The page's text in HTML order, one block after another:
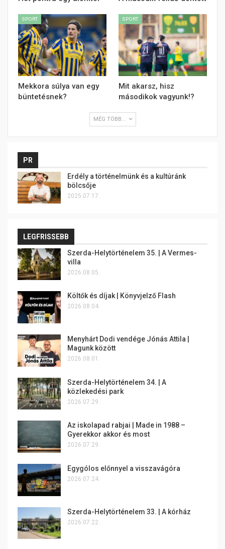
SPORT
Mekkora súlya van egy
büntetésnek?
SPORT
Mit akarsz, hisz
másodikok vagyunk!?
MÉG TÖBB...
PR
Erdély a történelmünk és a kultúránk
bölcsője
2025.07.17.
LEGFRISSEBB
Szerda-Helytörténelem 35. | A Vermes-
villa
2026.08.05.
Költők és díjak | Könyvjelző Flash
2026.08.04.
Menyhárt Dodi vendége Jónás Attila |
Magunk között
2026.08.01.
Szerda-Helytörténelem 34. | A
közlekedési park
2026.07.29.
Az iskolapad rabjai | Made in 1988 –
Gyerekkor akkor és most
2026.07.29.
Egygólos előnnyel a visszavágóra
2026.07.24.
Szerda-Helytörténelem 33. | A kórház
2026.07.22.